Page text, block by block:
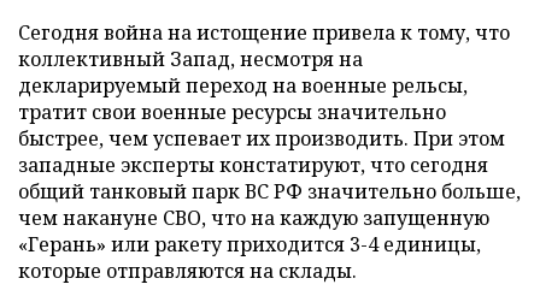
Сегодня война на истощение привела к тому, что
коллективный Запад, несмотря на
декларируемый переход на военные рельсы,
тратит свои военные ресурсы значительно
быстрее, чем успевает их производить. При этом
западные эксперты констатируют, что сегодня
общий танковый парк ВС РФ значительно больше,
чем накануне СВО, что на каждую запущенную
«Герань» или ракету приходится 3-4 единицы,
которые отправляются на склады.